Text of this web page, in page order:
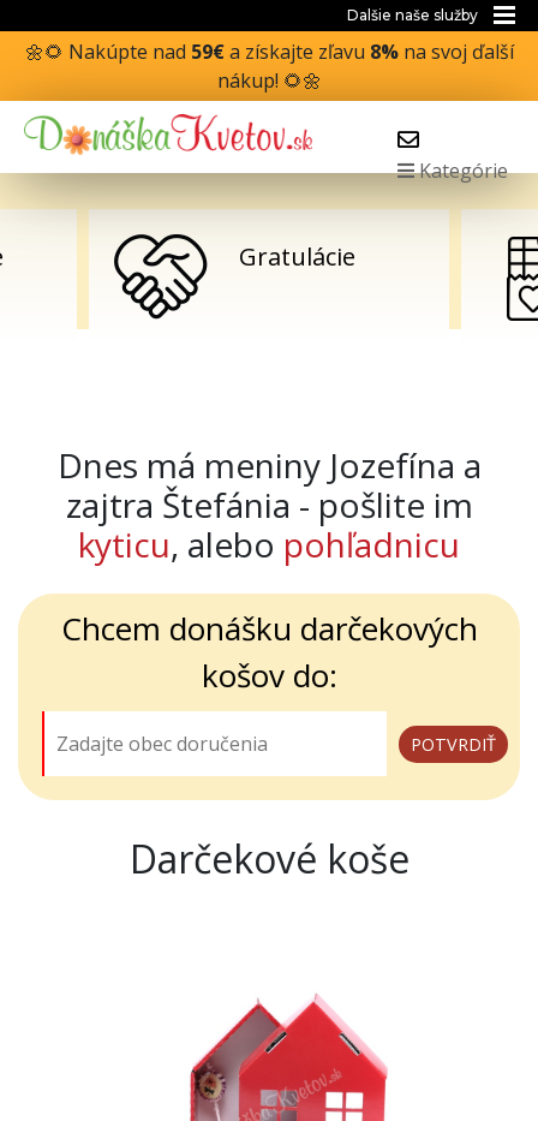
Dalšie naše služby
🌼🌻 Nakúpte nad 59€a získajte zľavu 8%na svoj ďalší
nákup! 🌻🌼
Kategórie
Gratulácie
Dnes má meniny Jozefína a
zajtra Štefánia - pošlite im
kyticu, alebo pohľadnicu
Chcem donášku darčekových
košov do:
Darčekové koše